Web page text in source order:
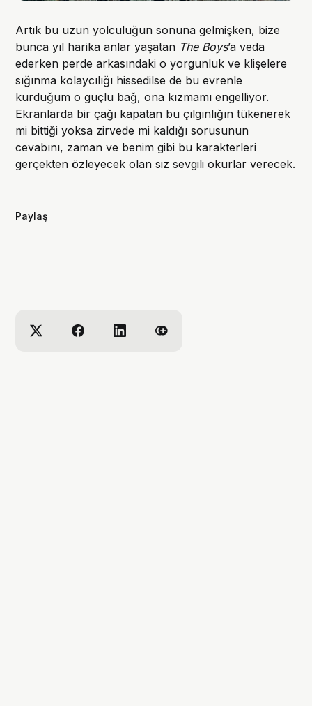
Artık bu uzun yolculuğun sonuna gelmişken, bize
bunca yıl harika anlar yaşatan The Boys’a veda
ederken perde arkasındaki o yorgunluk ve klişelere
sığınma kolaycılığı hissedilse de bu evrenle
kurduğum o güçlü bağ, ona kızmamı engelliyor.
Ekranlarda bir çağı kapatan bu çılgınlığın tükenerek
mi bittiği yoksa zirvede mi kaldığı sorusunun
cevabını, zaman ve benim gibi bu karakterleri
gerçekten özleyecek olan siz sevgili okurlar verecek.
Paylaş